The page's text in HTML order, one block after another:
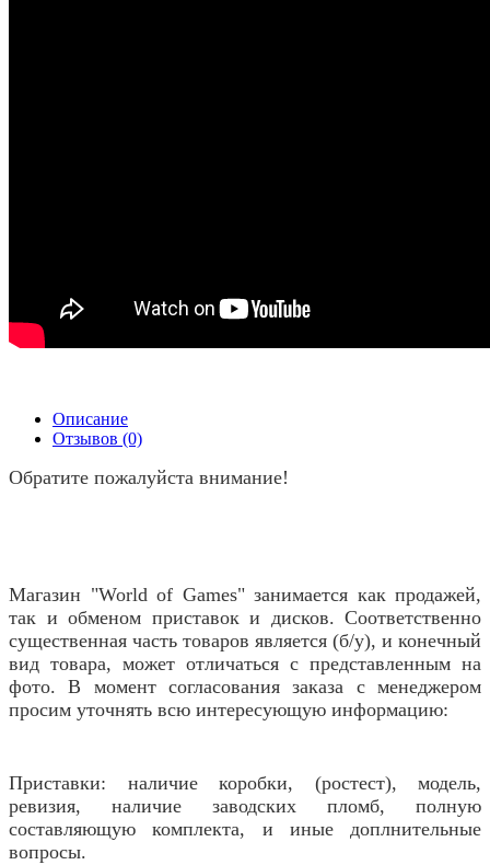
Описание
Отзывов (0)
Обратите пожалуйста внимание!
Магазин "World of Games" занимается как продажей,
так и обменом приставок и дисков. Соответственно
существенная часть товаров является (б/у), и конечный
вид товара, может отличаться с представленным на
фото. В момент согласования заказа с менеджером
просим уточнять всю интересующую информацию:
Приставки: наличие коробки, (ростест), модель,
ревизия, наличие заводских пломб, полную
составляющую комплекта, и иные доплнительные
вопросы.